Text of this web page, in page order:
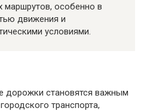
маршрутов, особенно в
движения и
условиями.
дорожки становятся важным
транспорта,